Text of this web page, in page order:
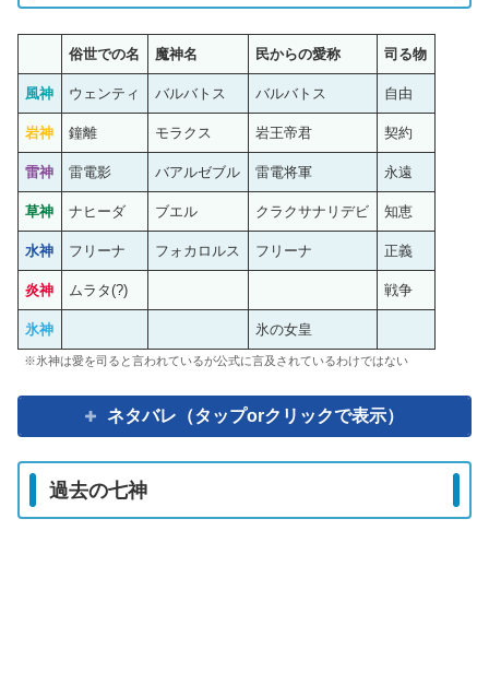
俗世での名 魔神名 民からの愛称 司る物
風神 ウェンティ バルバトス バルバトス 自由
岩神 鐘離 モラクス 岩王帝君 契約
雷神 雷電影 バアルゼブル 雷電将軍 永遠
草神 ナヒーダ ブエル クラクサナリデビ 知恵
水神 フリーナ フォカロルス フリーナ 正義
炎神 ムラタ(?) 戦争
氷神 氷の女皇
※氷神は愛を司ると言われているが公式に言及されているわけではない
ネタバレ（タップorクリックで表示）
過去の七神